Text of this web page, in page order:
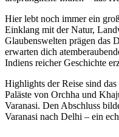
Hier lebt noch immer ein
Einklang mit der Natur,
Glaubenswelten prägen das
erwarten dich
Indiens reicher Geschichte
Highlights der Reise sind
Paläste von Orchha und
Varanasi. Den Abschluss
Varanasi nach Delhi – ein